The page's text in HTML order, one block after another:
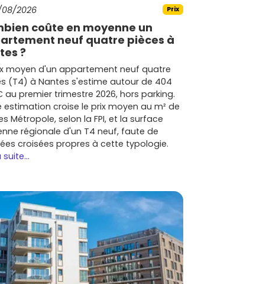
2026 Prix
coûte en moyenne un
neuf quatre pièces à
?
moyen d'un appartement neuf quatre
(T4) à Nantes s'estime autour de 404
au premier trimestre 2026, hors parking.
estimation croise le prix moyen au m² de
Métropole, selon la FPI, et la surface
régionale d'un T4 neuf, faute de
croisées propres à cette typologie.
suite...